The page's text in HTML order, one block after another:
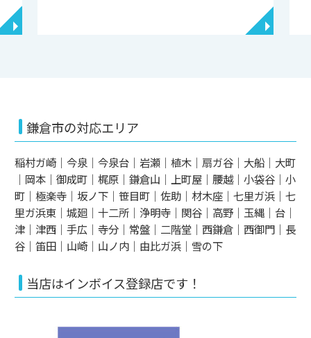
◥ ◥
鎌倉市の対応エリア
稲村ガ崎｜今泉｜今泉台｜岩瀬｜植木｜扇ガ谷｜大船｜大町
｜岡本｜御成町｜梶原｜鎌倉山｜上町屋｜腰越｜小袋谷｜小
町｜極楽寺｜坂ノ下｜笹目町｜佐助｜材木座｜七里ガ浜｜七
里ガ浜東｜城廻｜十二所｜浄明寺｜関谷｜高野｜玉縄｜台｜
津｜津西｜手広｜寺分｜常盤｜二階堂｜西鎌倉｜西御門｜長
谷｜笛田｜山崎｜山ノ内｜由比ガ浜｜雪の下
当店はインボイス登録店です！